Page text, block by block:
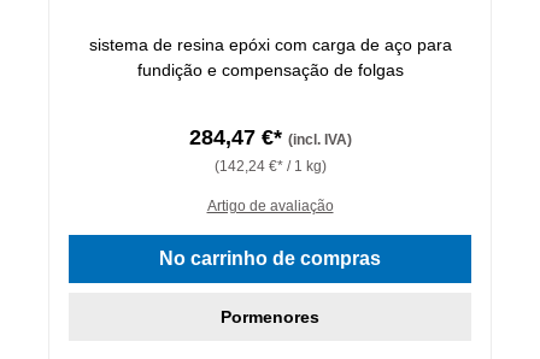
sistema de resina epóxi com carga de aço para
fundição e compensação de folgas
284,47 €* (incl. IVA)
(142,24 €* / 1 kg)
Artigo de avaliação
No carrinho de compras
Pormenores